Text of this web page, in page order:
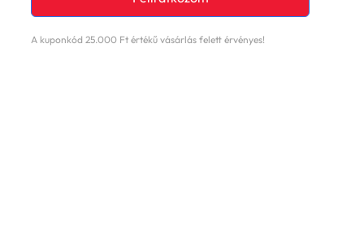
A kuponkód 25.000 Ft értékű vásárlás felett érvényes!